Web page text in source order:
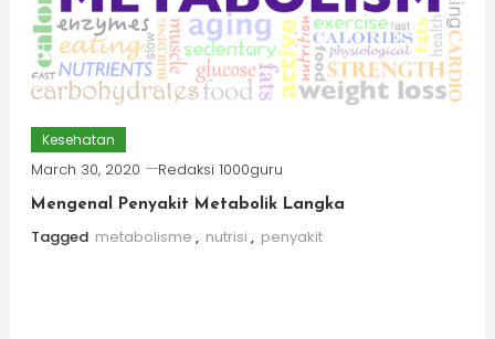
Kesehatan
March 30, 2020 Redaksi 1000guru
Mengenal Penyakit Metabolik Langka
Tagged metabolisme , nutrisi , penyakit